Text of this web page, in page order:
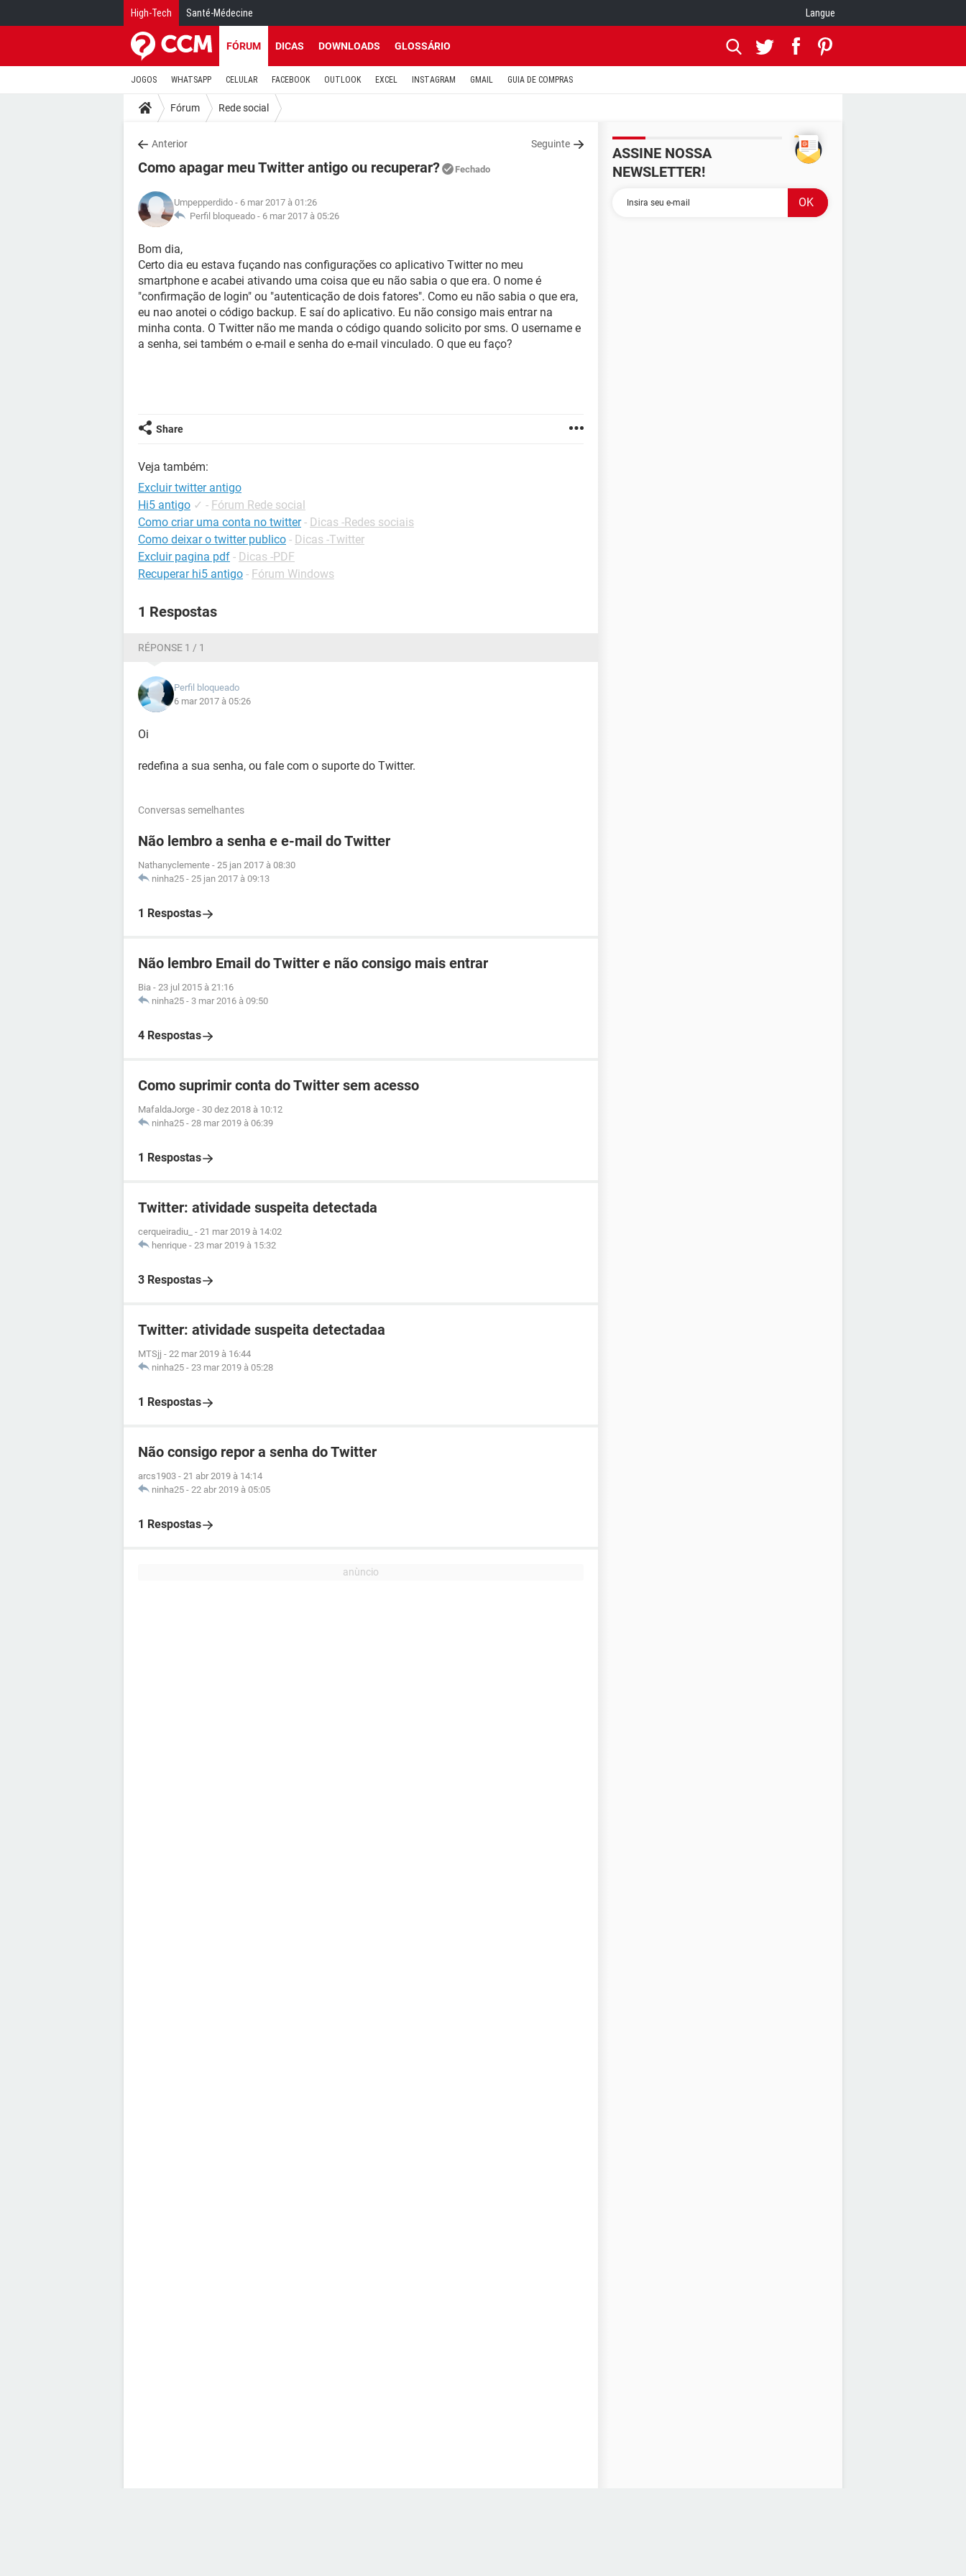
High-Tech Santé-Médecine Langue
FÓRUM DICAS DOWNLOADS GLOSSÁRIO
JOGOS WHATSAPP CELULAR FACEBOOK OUTLOOK EXCEL INSTAGRAM GMAIL GUIA DE COMPRAS
Fórum Rede social
Anterior Seguinte
Como apagar meu Twitter antigo ou recuperar? Fechado
Umpepperdido - 6 mar 2017 à 01:26
Perfil bloqueado - 6 mar 2017 à 05:26
Bom dia,
Certo dia eu estava fuçando nas configurações co aplicativo Twitter no meu
smartphone e acabei ativando uma coisa que eu não sabia o que era. O nome é
"confirmação de login" ou "autenticação de dois fatores". Como eu não sabia o que era,
eu nao anotei o código backup. E saí do aplicativo. Eu não consigo mais entrar na
minha conta. O Twitter não me manda o código quando solicito por sms. O username e
a senha, sei também o e-mail e senha do e-mail vinculado. O que eu faço?
Share
Veja também:
Excluir twitter antigo
Hi5 antigo ✓ - Fórum Rede social
Como criar uma conta no twitter - Dicas -Redes sociais
Como deixar o twitter publico - Dicas -Twitter
Excluir pagina pdf - Dicas -PDF
Recuperar hi5 antigo - Fórum Windows
1 Respostas
RÉPONSE 1 / 1
Perfil bloqueado
6 mar 2017 à 05:26
Oi
redefina a sua senha, ou fale com o suporte do Twitter.
Conversas semelhantes
Não lembro a senha e e-mail do Twitter
Nathanyclemente - 25 jan 2017 à 08:30
ninha25 - 25 jan 2017 à 09:13
1 Respostas
Não lembro Email do Twitter e não consigo mais entrar
Bia - 23 jul 2015 à 21:16
ninha25 - 3 mar 2016 à 09:50
4 Respostas
Como suprimir conta do Twitter sem acesso
MafaldaJorge - 30 dez 2018 à 10:12
ninha25 - 28 mar 2019 à 06:39
1 Respostas
Twitter: atividade suspeita detectada
cerqueiradiu_ - 21 mar 2019 à 14:02
henrique - 23 mar 2019 à 15:32
3 Respostas
Twitter: atividade suspeita detectadaa
MTSjj - 22 mar 2019 à 16:44
ninha25 - 23 mar 2019 à 05:28
1 Respostas
Não consigo repor a senha do Twitter
arcs1903 - 21 abr 2019 à 14:14
ninha25 - 22 abr 2019 à 05:05
1 Respostas
ASSINE NOSSA
NEWSLETTER!